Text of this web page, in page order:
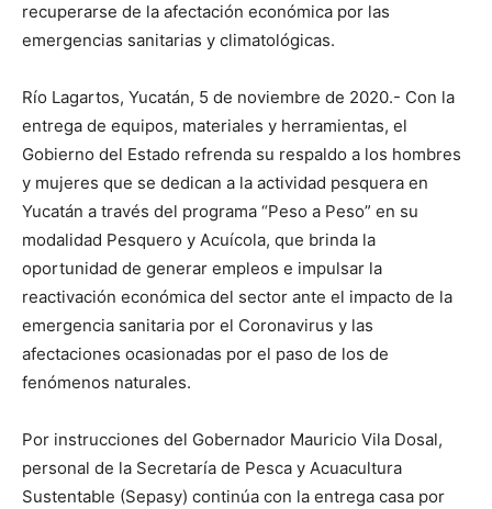
recuperarse de la afectación económica por las
emergencias sanitarias y climatológicas.
Río Lagartos, Yucatán, 5 de noviembre de 2020.- Con la
entrega de equipos, materiales y herramientas, el
Gobierno del Estado refrenda su respaldo a los hombres
y mujeres que se dedican a la actividad pesquera en
Yucatán a través del programa “Peso a Peso” en su
modalidad Pesquero y Acuícola, que brinda la
oportunidad de generar empleos e impulsar la
reactivación económica del sector ante el impacto de la
emergencia sanitaria por el Coronavirus y las
afectaciones ocasionadas por el paso de los de
fenómenos naturales.
Por instrucciones del Gobernador Mauricio Vila Dosal,
personal de la Secretaría de Pesca y Acuacultura
Sustentable (Sepasy) continúa con la entrega casa por